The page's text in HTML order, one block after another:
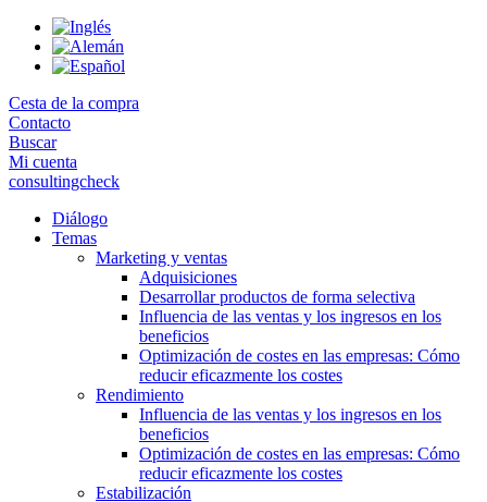
Skip
Cesta de la compra
Contacto
Buscar
Mi cuenta
consultingcheck
Diálogo
Temas
Marketing y ventas
Adquisiciones
Desarrollar productos de forma selectiva
Influencia de las ventas y los ingresos en los
beneficios
Optimización de costes en las empresas: Cómo
reducir eficazmente los costes
Rendimiento
Influencia de las ventas y los ingresos en los
beneficios
Optimización de costes en las empresas: Cómo
reducir eficazmente los costes
Estabilización